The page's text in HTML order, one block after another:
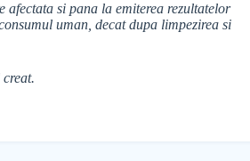
afectata si pana la emiterea rezultatelor
uman, decat dupa limpezirea si